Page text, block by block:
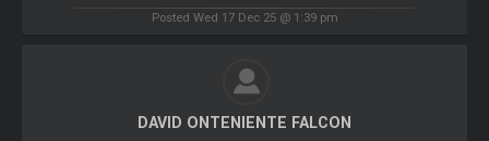
Posted Wed 17 Dec 25 @ 1:39 pm
DAVID ONTENIENTE FALCON